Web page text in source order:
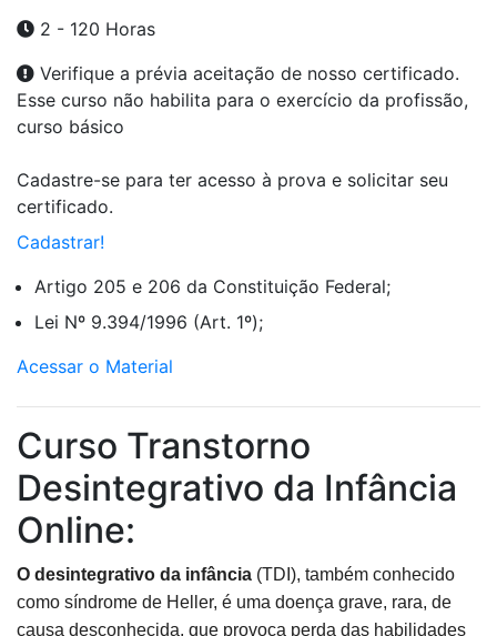
2 - 120 Horas
Verifique a prévia aceitação de nosso certificado.
Esse curso não habilita para o exercício da profissão,
curso básico
Cadastre-se para ter acesso à prova e solicitar seu
certificado.
Cadastrar!
Artigo 205 e 206 da Constituição Federal;
Lei Nº 9.394/1996 (Art. 1º);
Acessar o Material
Curso Transtorno
Desintegrativo da Infância
Online:
O desintegrativo da infância (TDI), também conhecido
como síndrome de Heller, é uma doença grave, rara, de
causa desconhecida, que provoca perda das habilidades